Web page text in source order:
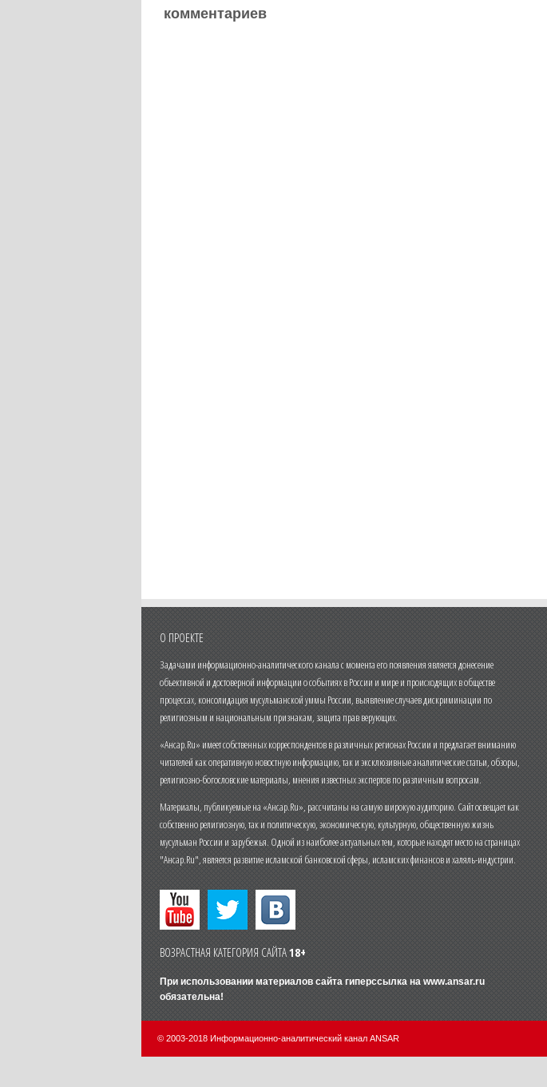
комментариев
О ПРОЕКТЕ
Задачами информационно-аналитического канала с момента его появления является донесение
объективной и достоверной информации о событиях в России и мире и происходящих в обществе
процессах, консолидация мусульманской уммы России, выявление случаев дискриминации по
религиозным и национальным признакам, защита прав верующих.
«Ансар.Ru» имеет собственных корреспондентов в различных регионах России и предлагает вниманию
читателей как оперативную новостную информацию, так и эксклюзивные аналитические статьи, обзоры,
религиозно-богословские материалы, мнения известных экспертов по различным вопросам.
Материалы, публикуемые на «Ансар.Ru», рассчитаны на самую широкую аудиторию. Сайт освещает как
собственно религиозную, так и политическую, экономическую, культурную, общественную жизнь
мусульман России и зарубежья. Одной из наиболее актуальных тем, которые находят место на страницах
"Ансар.Ru", является развитие исламской банковской сферы, исламских финансов и халяль-индустрии.
ВОЗРАСТНАЯ КАТЕГОРИЯ САЙТА18+
При использовании материалов сайта гиперссылка на www.ansar.ru
обязательна!
© 2003-2018 Информационно-аналитический канал ANSAR